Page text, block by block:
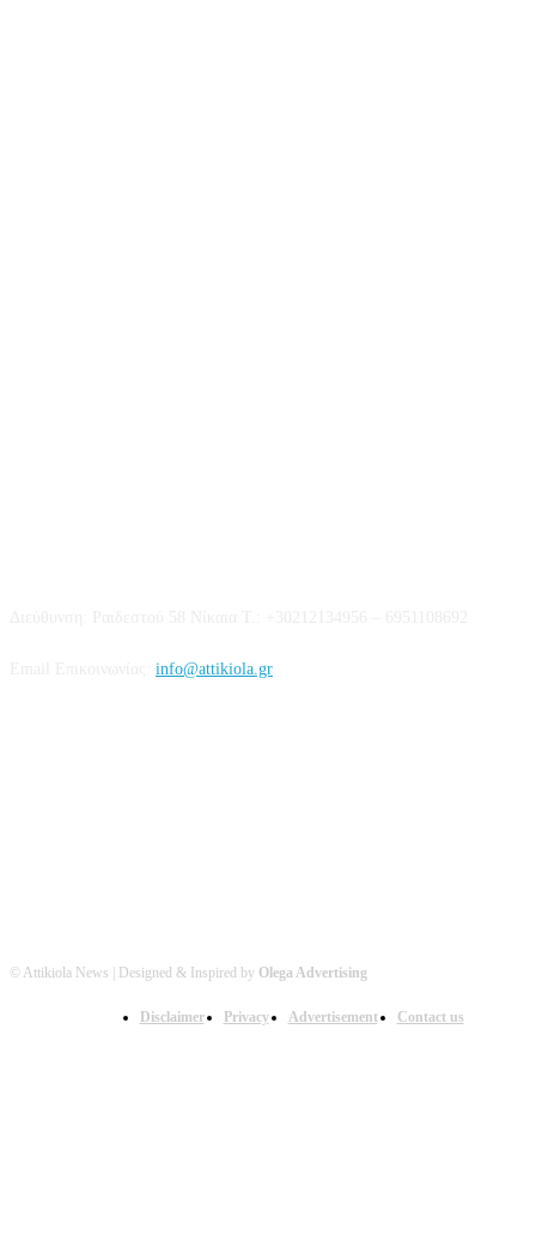
info@attikiola.gr
© Attikiola News | Designed & Inspired by Olega Advertising
Disclaimer Privacy Advertisement Contact us